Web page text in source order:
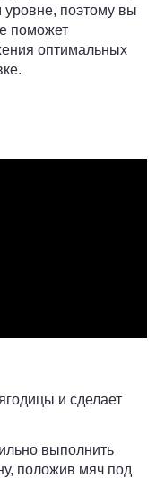
поэтому вы
поможет
оптимальных
и сделает
выполнить
положив мяч под